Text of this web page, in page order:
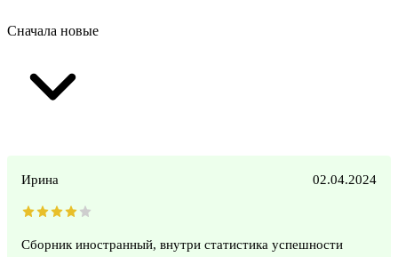
Сначала новые
Ирина 02.04.2024
Сборник иностранный, внутри статистика успешности